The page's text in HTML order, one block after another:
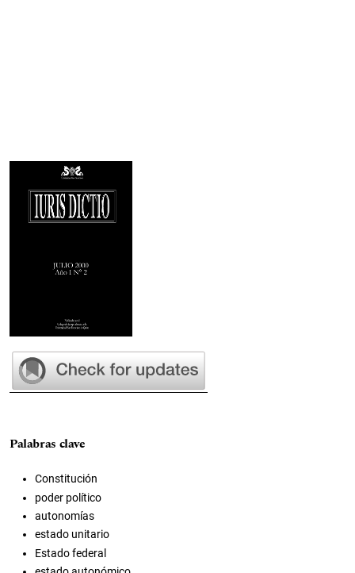
Imagen de portada
Palabras clave
Constitución
poder político
autonomías
estado unitario
Estado federal